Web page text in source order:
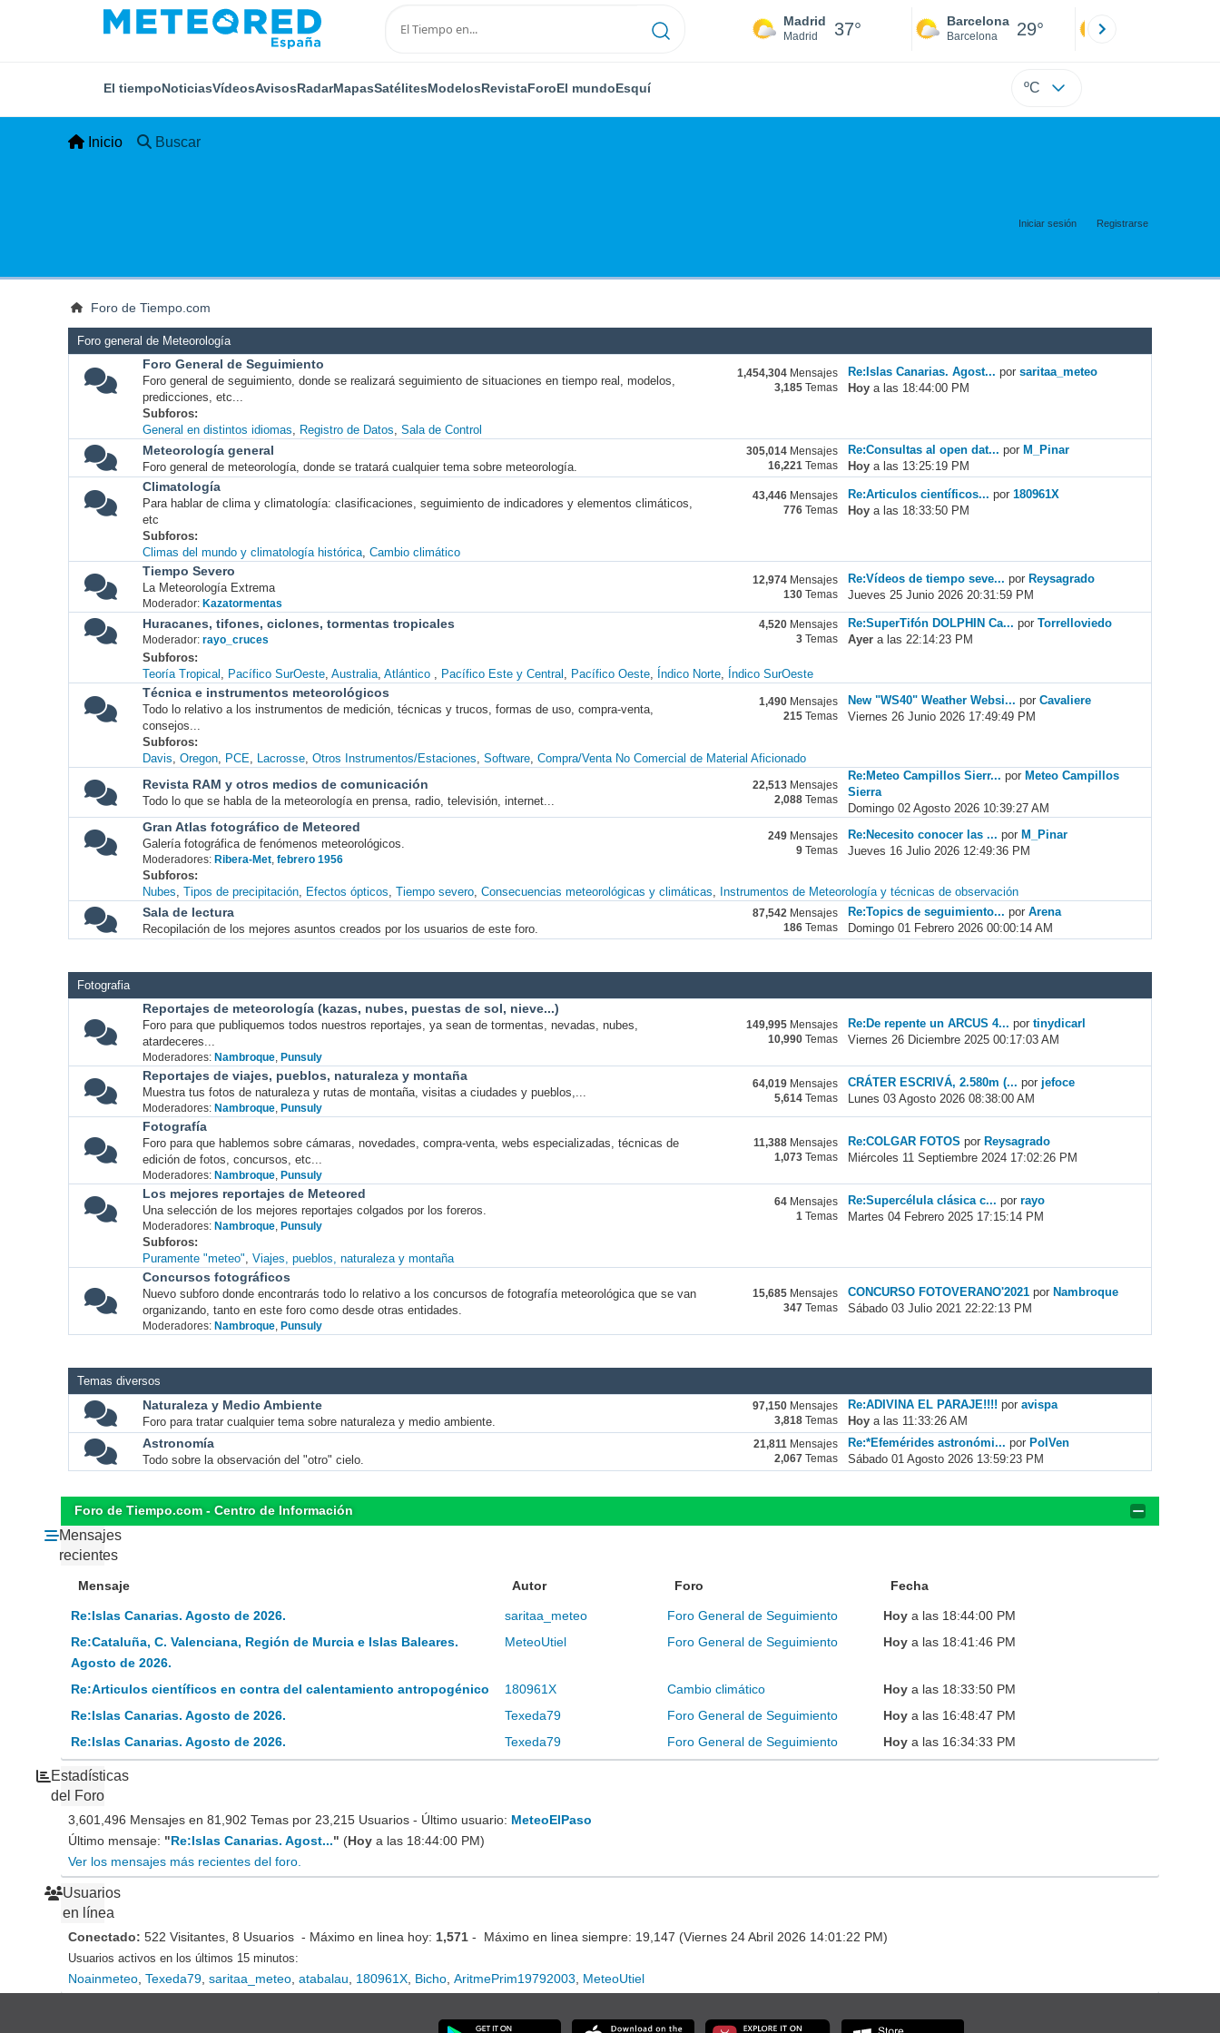
Madrid
Madrid 37° Barcelona
Barcelona 29°
El tiempoNoticiasVídeosAvisosRadarMapasSatélitesModelosRevistaForoEl mundoEsquí ºC
Inicio Buscar
Iniciar sesión Registrarse
Foro de Tiempo.com
Foro general de Meteorología
Foro General de Seguimiento
Foro general de seguimiento, donde se realizará seguimiento de situaciones en tiempo real, modelos,
predicciones, etc...
1,454,304 Mensajes
3,185 Temas
Re:Islas Canarias. Agost... porsaritaa_meteo
Hoy a las 18:44:00 PM
Subforos
General en distintos idiomas
Registro de Datos Sala de Control
Meteorología general
Foro general de meteorología, donde se tratará cualquier tema sobre meteorología.
305,014 Mensajes
16,221 Temas
Re:Consultas al open dat... porM_Pinar
Hoy a las 13:25:19 PM
Climatología
Para hablar de clima y climatología: clasificaciones, seguimiento de indicadores y elementos climáticos,
etc
43,446 Mensajes
776 Temas
Re:Articulos científicos... por180961X
Hoy a las 18:33:50 PM
Subforos
Climas del mundo y climatología histórica Cambio climático
Tiempo Severo
La Meteorología Extrema
Moderador: Kazatormentas
12,974 Mensajes
130 Temas
Re:Vídeos de tiempo seve... porReysagrado
Jueves 25 Junio 2026 20:31:59 PM
Huracanes, tifones, ciclones, tormentas tropicales
Moderador: rayo_cruces
4,520 Mensajes
3 Temas
Re:SuperTifón DOLPHIN Ca... porTorrelloviedo
Ayer a las 22:14:23 PM
Subforos
Teoría Tropical
Pacífico SurOeste Australia Atlántico Pacífico Este y Central Pacífico Oeste Índico Norte Índico SurOeste
Técnica e instrumentos meteorológicos
Todo lo relativo a los instrumentos de medición, técnicas y trucos, formas de uso, compra-venta,
consejos...
1,490 Mensajes
215 Temas
New "WS40" Weather Websi... porCavaliere
Viernes 26 Junio 2026 17:49:49 PM
Subforos
Davis Oregon PCE Lacrosse Otros Instrumentos/Estaciones Software Compra/Venta No Comercial de Material Aficionado
Revista RAM y otros medios de comunicación
Todo lo que se habla de la meteorología en prensa, radio, televisión, internet...
22,513 Mensajes
2,088 Temas
Re:Meteo Campillos Sierr... por Meteo Campillos
Sierra
Domingo 02 Agosto 2026 10:39:27 AM
Gran Atlas fotográfico de Meteored
Galería fotográfica de fenómenos meteorológicos.
Moderadores: Ribera-Met, febrero 1956
249 Mensajes
9 Temas
Re:Necesito conocer las ... porM_Pinar
Jueves 16 Julio 2026 12:49:36 PM
Subforos
Nubes Tipos de precipitación Efectos ópticos Tiempo severo Consecuencias meteorológicas y climáticas Instrumentos de Meteorología y técnicas de observación
Sala de lectura
Recopilación de los mejores asuntos creados por los usuarios de este foro.
87,542 Mensajes
186 Temas
Re:Topics de seguimiento... porArena
Domingo 01 Febrero 2026 00:00:14 AM
Fotografia
Reportajes de meteorología (kazas, nubes, puestas de sol, nieve...)
Foro para que publiquemos todos nuestros reportajes, ya sean de tormentas, nevadas, nubes,
atardeceres...
Moderadores: Nambroque, Punsuly
149,995 Mensajes
10,990 Temas
Re:De repente un ARCUS 4... portinydicarl
Viernes 26 Diciembre 2025 00:17:03 AM
Reportajes de viajes, pueblos, naturaleza y montaña
Muestra tus fotos de naturaleza y rutas de montaña, visitas a ciudades y pueblos,...
Moderadores: Nambroque, Punsuly
64,019 Mensajes
5,614 Temas
CRÁTER ESCRIVÁ, 2.580m (... por jefoce
Lunes 03 Agosto 2026 08:38:00 AM
Fotografía
Foro para que hablemos sobre cámaras, novedades, compra-venta, webs especializadas, técnicas de
edición de fotos, concursos, etc...
Moderadores: Nambroque, Punsuly
11,388 Mensajes
1,073 Temas
Re:COLGAR FOTOS por Reysagrado
Miércoles 11 Septiembre 2024 17:02:26 PM
Los mejores reportajes de Meteored
Una selección de los mejores reportajes colgados por los foreros.
Moderadores: Nambroque, Punsuly
64 Mensajes
1 Temas
Re:Supercélula clásica c... porrayo
Martes 04 Febrero 2025 17:15:14 PM
Subforos
Puramente "meteo" Viajes, pueblos, naturaleza y montaña
Concursos fotográficos
Nuevo subforo donde encontrarás todo lo relativo a los concursos de fotografía meteorológica que se van
organizando, tanto en este foro como desde otras entidades.
Moderadores: Nambroque, Punsuly
15,685 Mensajes
347
Temas
CONCURSO FOTOVERANO'2021 por Nambroque
Sábado 03 Julio 2021 22:22:13 PM
Temas diversos
Naturaleza y Medio Ambiente
Foro para tratar cualquier tema sobre naturaleza y medio ambiente.
97,150 Mensajes
3,818 Temas
Re:ADIVINA EL PARAJE!!!! poravispa
Hoy a las 11:33:26 AM
Astronomía
Todo sobre la observación del "otro" cielo.
21,811 Mensajes
2,067
Temas
Re:*Efemérides astronómi... por PolVen
Sábado 01 Agosto 2026 13:59:23 PM
Foro de Tiempo.com - Centro de Información
Mensajes
recientes
Mensaje Autor Foro Fecha
Re:Islas Canarias. Agosto de 2026. saritaa_meteo Foro General de Seguimiento Hoy a las 18:44:00 PM
Re:Cataluña, C. Valenciana, Región de Murcia e Islas Baleares.
Agosto de 2026.
MeteoUtiel Foro General de Seguimiento Hoy a las 18:41:46 PM
Re:Articulos científicos en contra del calentamiento antropogénico 180961X Cambio climático Hoy a las 18:33:50 PM
Re:Islas Canarias. Agosto de 2026.
Texeda79 Foro General de Seguimiento Hoy a las 16:48:47 PM
Re:Islas Canarias. Agosto de 2026.
Texeda79 Foro General de Seguimiento Hoy a las 16:34:33 PM
Estadísticas
del Foro
3,601,496 Mensajes en 81,902 Temas por 23,215 Usuarios - Último usuario: MeteoElPaso
Último mensaje: "Re:Islas Canarias. Agost..." (Hoy a las 18:44:00 PM)
Ver los mensajes más recientes del foro.
Usuarios
en línea
Conectado:522 Visitantes, 8 Usuarios - Máximo en linea hoy: 1,571 - Máximo en linea siempre: 19,147 (Viernes 24 Abril 2026 14:01:22 PM)
Usuarios activos en los últimos 15 minutos:
Noainmeteo ,Texeda79 ,saritaa_meteo ,atabalau 180961X Bicho ,AritmePrim19792003 MeteoUtiel